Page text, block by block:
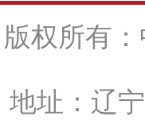
版权所有
地址：辽